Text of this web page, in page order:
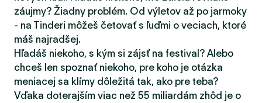
záujmy? Žiadny problém. Od výletov až po jarmoky
- na Tinderi môžeš četovať s ľuďmi o veciach, ktoré
máš najradšej.
Hľadáš niekoho, s kým si zájsť na festival? Alebo
chceš len spoznať niekoho, pre koho je otázka
meniacej sa klímy dôležitá tak, ako pre teba?
Vďaka doterajším viac než 55 miliardám zhôd je o